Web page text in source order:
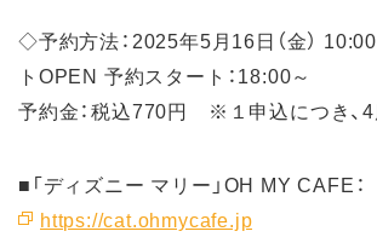
◇予約方法：2025年5月16日（金）
トOPEN 予約スタート：18:00～
予約金：税込770円 ※１申込につき、4
■「ディズニー マリー」OH MY CAFE：
https://cat.ohmycafe.jp